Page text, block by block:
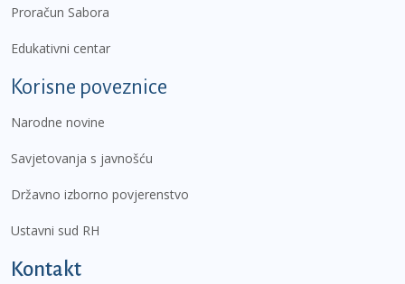
Proračun Sabora
Edukativni centar
Korisne poveznice
Narodne novine
Savjetovanja s javnošću
Državno izborno povjerenstvo
Ustavni sud RH
Kontakt